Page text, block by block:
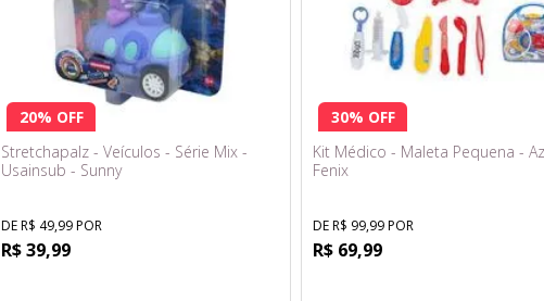
20% OFF
Stretchapalz - Veículos - Série Mix -
Usainsub - Sunny
DE R$ 49,99 POR
R$ 39,99
30% OFF
Kit Médico - Maleta Pequena -
Fenix
DE R$ 99,99 POR
R$ 69,99